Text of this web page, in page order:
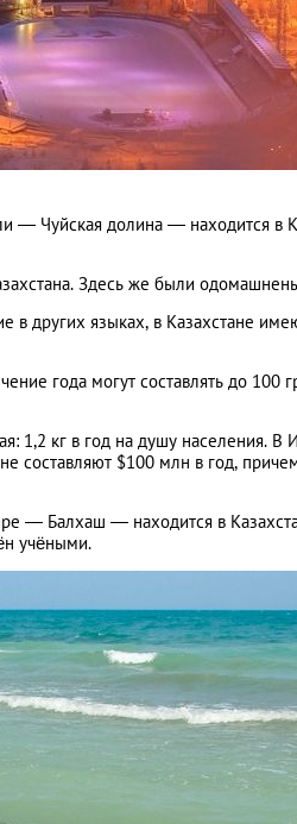
— Чуйская долина — находится в
Здесь же были
других языках, в Казахстане
года могут составлять до 100
1,2 кг в год на душу населения.
составляют $100 млн в год,
— Балхаш — находится в
учёными.